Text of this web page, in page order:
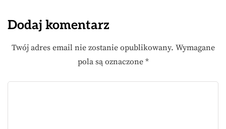
Dodaj komentarz
Twój adres email nie zostanie opublikowany. Wymagane
pola są oznaczone *